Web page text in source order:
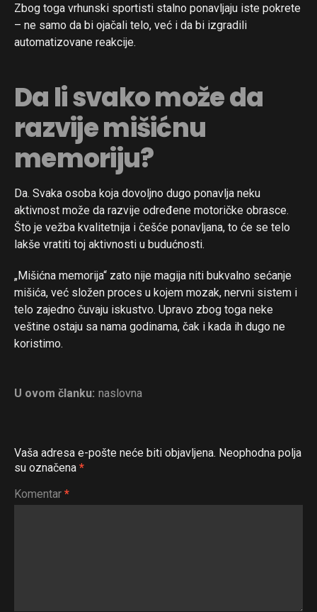
Zbog toga vrhunski sportisti stalno ponavljaju iste pokrete
– ne samo da bi ojačali telo, već i da bi izgradili
automatizovane reakcije.
Da li svako može da
razvije mišićnu
memoriju?
Da. Svaka osoba koja dovoljno dugo ponavlja neku
aktivnost može da razvije određene motoričke obrasce.
Što je vežba kvalitetnija i češće ponavljana, to će se telo
lakše vratiti toj aktivnosti u budućnosti.
„Mišićna memorija“ zato nije magija niti bukvalno sećanje
mišića, već složen proces u kojem mozak, nervni sistem i
telo zajedno čuvaju iskustvo. Upravo zbog toga neke
veštine ostaju sa nama godinama, čak i kada ih dugo ne
koristimo.
U ovom članku: naslovna
Vaša adresa e-pošte neće biti objavljena. Neophodna polja
su označena *
Komentar *